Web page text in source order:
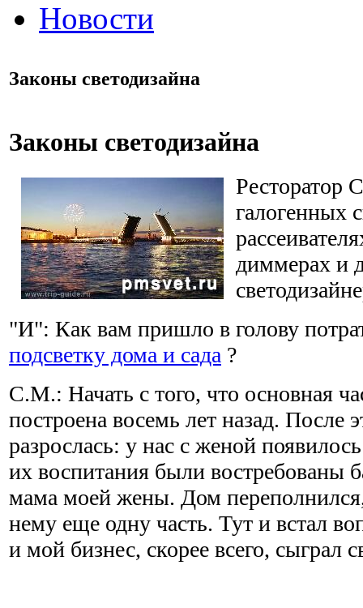
Новости
Законы светодизайна
Законы светодизайна
Ресторатор
галогенных
диммерах и
"И": Как вам пришло в голову
подсветку дома и сада ?
С.М.: Начать с того, что основная
построена восемь лет назад. После
разрослась: у нас с женой
их воспитания были востребованы
мама моей жены. Дом
нему еще одну часть. Тут и встал
и мой бизнес, скорее всего, сыграл